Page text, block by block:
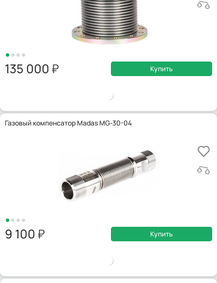
135 000 Купить
Газовый компенсатор Madas MG-30-04
9 100 Купить